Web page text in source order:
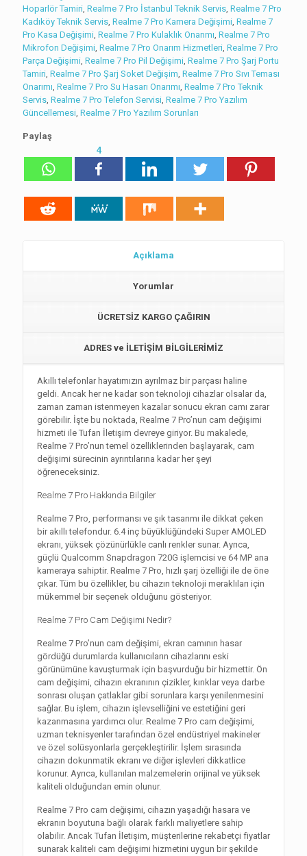
Hoparlör Tamiri, Realme 7 Pro İstanbul Teknik Servis, Realme 7 Pro
Kadıköy Teknik Servis, Realme 7 Pro Kamera Değişimi, Realme 7
Pro Kasa Değişimi, Realme 7 Pro Kulaklık Onarımı, Realme 7 Pro
Mikrofon Değişimi, Realme 7 Pro Onarım Hizmetleri, Realme 7 Pro
Parça Değişimi, Realme 7 Pro Pil Değişimi, Realme 7 Pro Şarj Portu
Tamiri, Realme 7 Pro Şarj Soket Değişim, Realme 7 Pro Sıvı Teması
Onarımı, Realme 7 Pro Su Hasarı Onarımı, Realme 7 Pro Teknik
Servis, Realme 7 Pro Telefon Servisi, Realme 7 Pro Yazılım
Güncellemesi, Realme 7 Pro Yazılım Sorunları
Paylaş
4
Açıklama
Yorumlar
ÜCRETSİZ KARGO ÇAĞIRIN
ADRES ve İLETİŞİM BİLGİLERİMİZ
Akıllı telefonlar hayatımızın ayrılmaz bir parçası haline
geldi. Ancak her ne kadar son teknoloji cihazlar olsalar da,
zaman zaman istenmeyen kazalar sonucu ekran camı zarar
görebilir. İşte bu noktada, Realme 7 Pro’nun cam değişimi
hizmeti ile Tufan İletişim devreye giriyor. Bu makalede,
Realme 7 Pro’nun temel özelliklerinden başlayarak, cam
değişimi sürecinin ayrıntılarına kadar her şeyi
öğreneceksiniz.
Realme 7 Pro Hakkında Bilgiler
Realme 7 Pro, performansı ve şık tasarımı ile dikkat çeken
bir akıllı telefondur. 6.4 inç büyüklüğündeki Super AMOLED
ekranı, yüksek çözünürlükle canlı renkler sunar. Ayrıca,
güçlü Qualcomm Snapdragon 720G işlemcisi ve 64 MP ana
kameraya sahiptir. Realme 7 Pro, hızlı şarj özelliği ile de öne
çıkar. Tüm bu özellikler, bu cihazın teknoloji meraklıları için
mükemmel bir seçenek olduğunu gösteriyor.
Realme 7 Pro Cam Değişimi Nedir?
Realme 7 Pro’nun cam değişimi, ekran camının hasar
gördüğü durumlarda kullanıcıların cihazlarını eski
görünümüne kavuşturmak için başvurduğu bir hizmettir. Ön
cam değişimi, cihazın ekranının çizikler, kırıklar veya darbe
sonrası oluşan çatlaklar gibi sorunlara karşı yenilenmesini
sağlar. Bu işlem, cihazın işlevselliğini ve estetiğini geri
kazanmasına yardımcı olur. Realme 7 Pro cam değişimi,
uzman teknisyenler tarafından özel endüstriyel makineler
ve özel solüsyonlarla gerçekleştirilir. İşlem sırasında
cihazın dokunmatik ekranı ve diğer işlevleri dikkatlice
korunur. Ayrıca, kullanılan malzemelerin orijinal ve yüksek
kaliteli olduğundan emin olunur.
Realme 7 Pro cam değişimi, cihazın yaşadığı hasara ve
ekranın boyutuna bağlı olarak farklı maliyetlere sahip
olabilir. Ancak Tufan İletişim, müşterilerine rekabetçi fiyatlar
sunarak kaliteli cam değişimi hizmetini uygun bir şekilde